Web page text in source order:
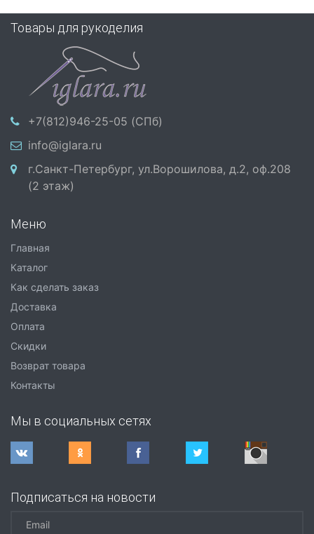
Товары для рукоделия
+7(812)946-25-05 (СПб)
info@iglara.ru
г.Санкт-Петербург, ул.Ворошилова, д.2, оф.208
(2 этаж)
Меню
Главная
Каталог
Как сделать заказ
Доставка
Оплата
Скидки
Возврат товара
Контакты
Мы в социальных сетях
Подписаться на новости